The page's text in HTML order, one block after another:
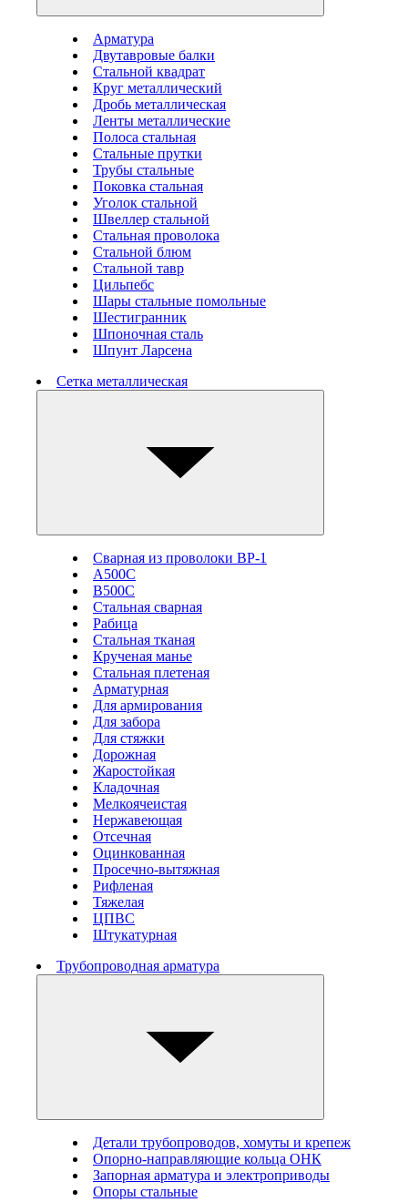
Арматура
Двутавровые балки
Стальной квадрат
Круг металлический
Дробь металлическая
Ленты металлические
Полоса стальная
Стальные прутки
Трубы стальные
Поковка стальная
Уголок стальной
Швеллер стальной
Стальная проволока
Стальной блюм
Стальной тавр
Цильпебс
Шары стальные помольные
Шестигранник
Шпоночная сталь
Шпунт Ларсена
Сетка металлическая
Сварная из проволоки ВР-1
А500С
В500С
Стальная сварная
Рабица
Стальная тканая
Крученая манье
Стальная плетеная
Арматурная
Для армирования
Для забора
Для стяжки
Дорожная
Жаростойкая
Кладочная
Мелкоячеистая
Нержавеющая
Отсечная
Оцинкованная
Просечно-вытяжная
Рифленая
Тяжелая
ЦПВС
Штукатурная
Трубопроводная арматура
Детали трубопроводов, хомуты и крепеж
Опорно-направляющие кольца ОНК
Запорная арматура и электроприводы
Опоры стальные